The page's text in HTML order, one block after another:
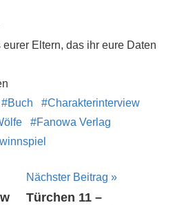
Eltern, das ihr eure Daten
Buch
Charakterinterview
Fanowa Verlag
Nächster Beitrag
Türchen 11 –